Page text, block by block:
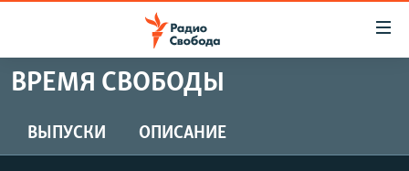
упрощенного
Вернуться
к
ПОДКАСТЫ
ВРЕМЯ СВОБОДЫ
ВЫПУСКИ ОПИСАНИЕ